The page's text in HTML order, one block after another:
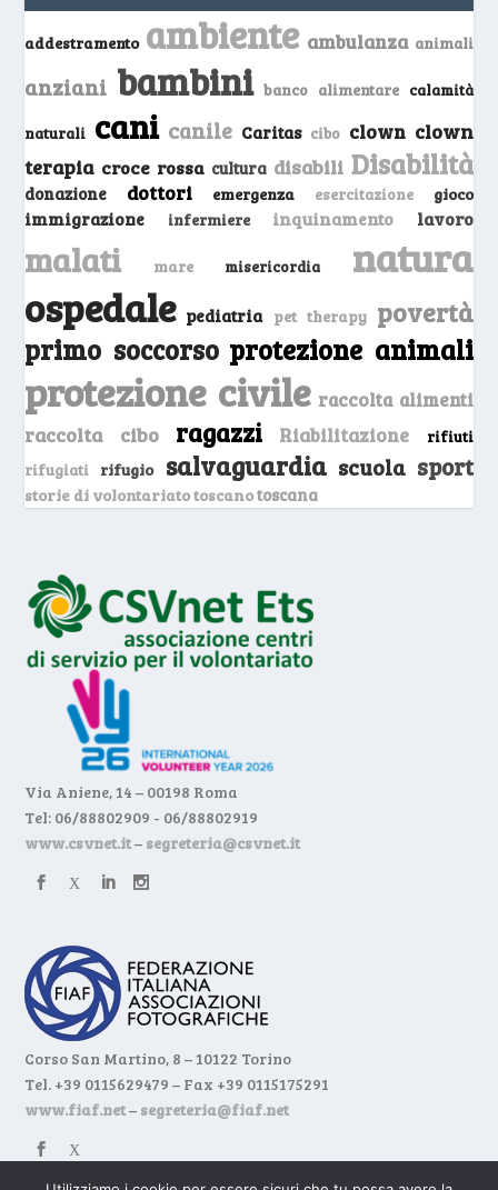
addestramento ambiente ambulanza animali
anziani bambini banco alimentare calamità
naturali cani canile Caritas cibo clown clown
terapia croce rossa cultura disabili Disabilità
donazione dottori emergenza esercitazione gioco
immigrazione infermiere inquinamento lavoro
malati mare misericordia natura
ospedale pediatria pet therapy povertà
primo soccorso protezione animali
protezione civile raccolta alimenti
raccolta cibo ragazzi Riabilitazione
rifiuti
rifugiati
rifugio salvaguardia scuola sport
storie di volontariato toscanotoscana
Via Aniene, 14 – 00198 Roma
Tel: 06/88802909 - 06/88802919
www.csvnet.it– segreteria@csvnet.it
Corso San Martino, 8 – 10122 Torino
Tel. +39 0115629479 – Fax +39 0115175291
www.fiaf.net– segreteria@fiaf.net